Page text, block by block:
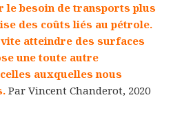
le besoin de transports plus
des coûts liés au pétrole.
atteindre des surfaces
une toute autre
auxquelles nous
Par Vincent Chanderot, 2020